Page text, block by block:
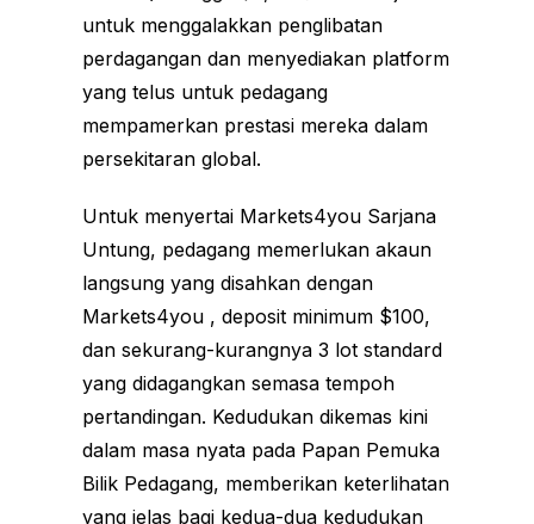
untuk menggalakkan penglibatan
perdagangan dan menyediakan platform
yang telus untuk pedagang
mempamerkan prestasi mereka dalam
persekitaran global.
Untuk menyertai Markets4you Sarjana
Untung, pedagang memerlukan akaun
langsung yang disahkan dengan
Markets4you , deposit minimum $100,
dan sekurang-kurangnya 3 lot standard
yang didagangkan semasa tempoh
pertandingan. Kedudukan dikemas kini
dalam masa nyata pada Papan Pemuka
Bilik Pedagang, memberikan keterlihatan
yang jelas bagi kedua-dua kedudukan